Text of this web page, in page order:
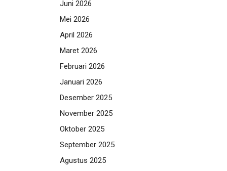
Juni 2026
Mei 2026
April 2026
Maret 2026
Februari 2026
Januari 2026
Desember 2025
November 2025
Oktober 2025
September 2025
Agustus 2025